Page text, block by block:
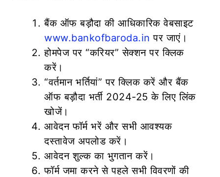
बैंक ऑफ बड़ौदा की आधिकारिक वेबसाइट
www.bankofbaroda.in पर जाएं।
होमपेज पर “करियर” सेक्शन पर क्लिक
करें।
“वर्तमान भर्तियां” पर क्लिक करें और बैंक
ऑफ बड़ौदा भर्ती 2024-25 के लिए लिंक
खोजें।
आवेदन फॉर्म भरें और सभी आवश्यक
दस्तावेज अपलोड करें।
आवेदन शुल्क का भुगतान करें।
फॉर्म जमा करने से पहले सभी विवरणों की